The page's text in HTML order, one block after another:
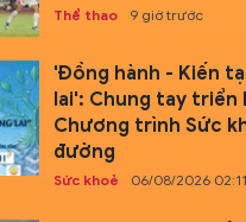
Thể thao 9 giờ trước
'Đồng hành - Kiến
lai': Chung tay triển
Chương trình Sức
đường
Sức khoẻ 06/08/2026 02:11